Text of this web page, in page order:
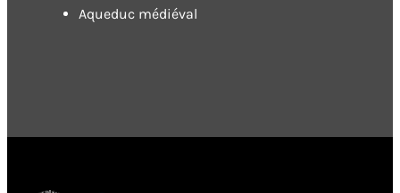
Aqueduc médiéval